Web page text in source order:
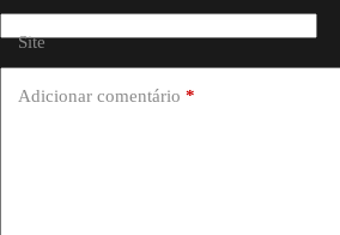
Site
Adicionar comentário *